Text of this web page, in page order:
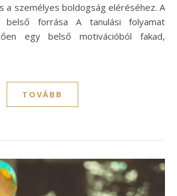
a személyes boldogság eléréséhez. A
belső forrása A tanulási folyamat
egy belső motivációból fakad,
TOVÁBB